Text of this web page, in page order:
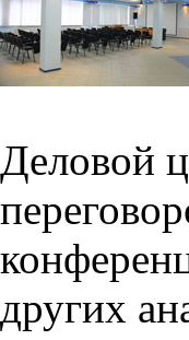
Деловой
других